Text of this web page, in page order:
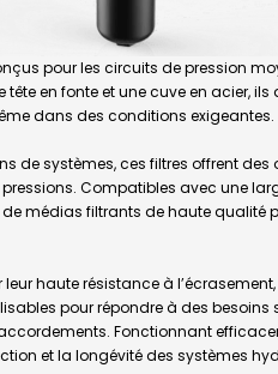
pour les circuits de pression
en fonte et une cuve en acier,
dans des conditions exigeantes.
de systèmes, ces filtres offrent des
Compatibles avec une
de médias filtrants de haute qualité
leur haute résistance à
pour répondre à des
Fonctionnant
et la longévité des systèmes